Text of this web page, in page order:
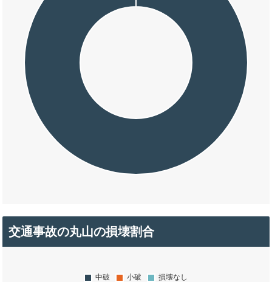
交通事故の丸山の損壊割合